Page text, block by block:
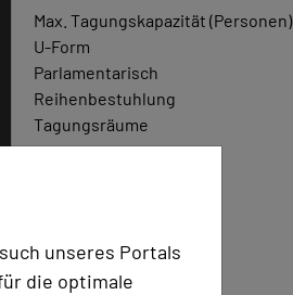
unseres Portals
die optimale
Max. Tagungskapazität (Personen)
U-Form
Parlamentarisch
Reihenbestuhlung
Tagungsräume
Einzelzimmer